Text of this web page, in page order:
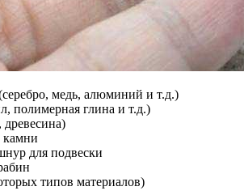
медь, алюминий и т.д.)
полимерная глина и т.д.)
камни
для подвески
типов материалов)